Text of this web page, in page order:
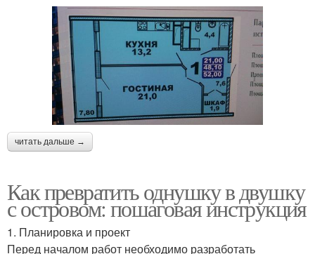
читать дальше →
Как превратить однушку в двушку
с островом: пошаговая инструкция
1. Планировка и проект
Перед началом работ необходимо разработать